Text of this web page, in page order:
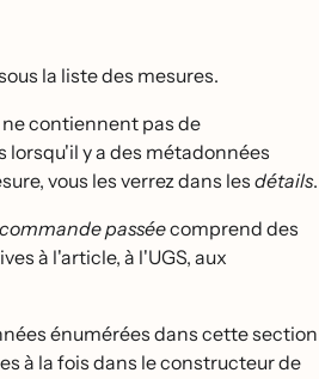
la liste des mesures.
contiennent pas de
lorsqu'il y a des métadonnées
vous les verrez dans les détails.
commande passéecomprend des
à l'article, à l'UGS, aux
énumérées dans cette section
à la fois dans le constructeur de